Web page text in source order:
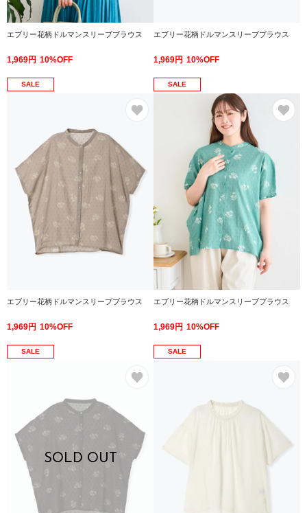
エブリー花柄ドルマンスリーブブラウス
1,969円 10%OFF
エブリー花柄ドルマンスリーブブラウス
1,969円 10%OFF
SALE
エブリー花柄ドルマンスリーブブラウス
1,969円 10%OFF
SALE
エブリー花柄ドルマンスリーブブラウス
1,969円 10%OFF
SALE
SOLD OUT
SALE